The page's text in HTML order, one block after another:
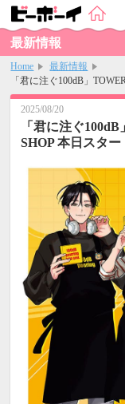
最新情報
Home
最新情報
「君に注ぐ100dB」
2025/08/20
「君に注ぐ
SHOP 本日スター